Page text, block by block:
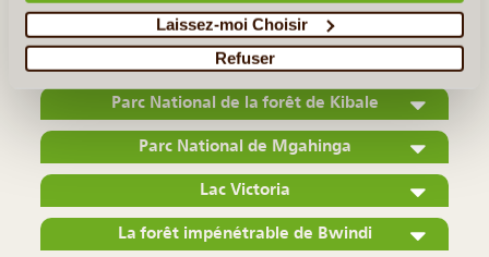
Laissez-moi Choisir
Refuser
Montagnes du Ruwenzori
Parc National des chutes de Murchison
Parc National de la forêt de Kibale
Parc National de Mgahinga
Lac Victoria
La forêt impénétrable de Bwindi